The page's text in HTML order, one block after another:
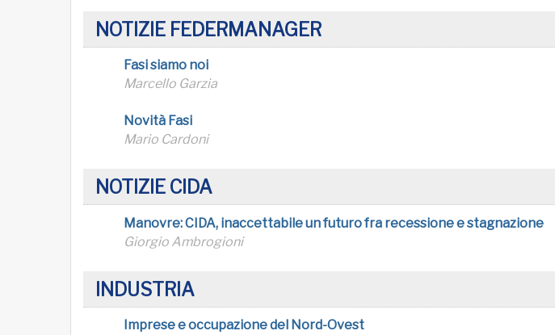
NOTIZIE FEDERMANAGER
Fasi siamo noi
Marcello Garzia
Novità Fasi
Mario Cardoni
NOTIZIE CIDA
Manovre: CIDA, inaccettabile un futuro fra recessione e stagnazione
Giorgio Ambrogioni
INDUSTRIA
Imprese e occupazione del Nord-Ovest